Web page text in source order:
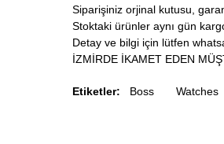
Siparişiniz orjinal kutusu,
Stoktaki ürünler aynı gün
Detay ve bilgi için lütfen
İZMİRDE İKAMET EDEN
Etiketler: Boss Watches